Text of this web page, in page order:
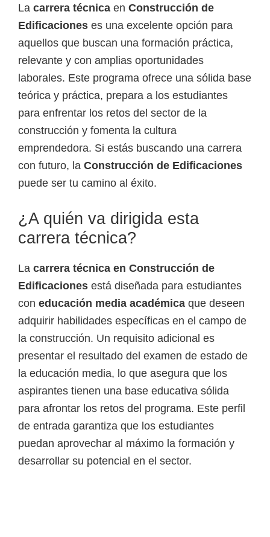
s
y
t
e
c
n
o
l
ó
g
i
o
s
A
La carrera técnica en Construcción de
Edificaciones es una excelente opción para
aquellos que buscan una formación práctica,
relevante y con amplias oportunidades
laborales. Este programa ofrece una sólida base
teórica y práctica, prepara a los estudiantes
para enfrentar los retos del sector de la
construcción y fomenta la cultura
emprendedora. Si estás buscando una carrera
con futuro, la Construcción de Edificaciones
puede ser tu camino al éxito.
¿A quién va dirigida esta
carrera técnica?
La carrera técnica en Construcción de
Edificaciones está diseñada para estudiantes
con educación media académica que deseen
adquirir habilidades específicas en el campo de
la construcción. Un requisito adicional es
presentar el resultado del examen de estado de
la educación media, lo que asegura que los
aspirantes tienen una base educativa sólida
para afrontar los retos del programa. Este perfil
de entrada garantiza que los estudiantes
puedan aprovechar al máximo la formación y
desarrollar su potencial en el sector.